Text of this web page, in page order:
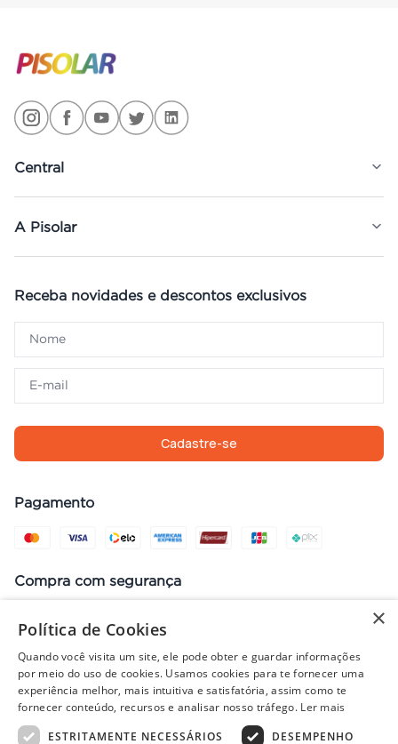
Central
A Pisolar
Receba novidades e descontos exclusivos
Cadastre-se
Pagamento
Compra com segurança
Preços, promoções, condições de pagamento e frete válidos apenas
para compras no site. Em caso de divergência, prevalece o valor do
carrinho no fechamento do pedido. Vendas sujeitas à análise e
×
Política de Cookies
Quando você visita um site, ele pode obter e guardar informações
por meio do uso de cookies. Usamos cookies para te fornecer uma
experiência melhor, mais intuitiva e satisfatória, assim como te
fornecer conteúdo, recursos e analisar nosso tráfego. Ler mais
ESTRITAMENTE NECESSÁRIOS
DESEMPENHO